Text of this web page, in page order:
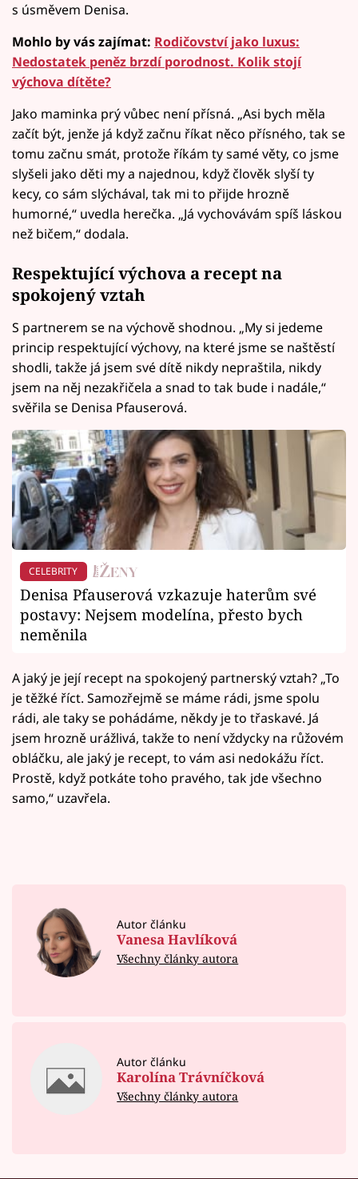
s úsměvem Denisa.
Mohlo by vás zajímat: Rodičovství jako luxus:
Nedostatek peněz brzdí porodnost. Kolik stojí
výchova dítěte?
Jako maminka prý vůbec není přísná. „Asi bych měla
začít být, jenže já když začnu říkat něco přísného, tak se
tomu začnu smát, protože říkám ty samé věty, co jsme
slyšeli jako děti my a najednou, když člověk slyší ty
kecy, co sám slýchával, tak mi to přijde hrozně
humorné,“ uvedla herečka. „Já vychovávám spíš láskou
než bičem,“ dodala.
Respektující výchova a recept na
spokojený vztah
S partnerem se na výchově shodnou. „My si jedeme
princip respektující výchovy, na které jsme se naštěstí
shodli, takže já jsem své dítě nikdy nepraštila, nikdy
jsem na něj nezakřičela a snad to tak bude i nadále,“
svěřila se Denisa Pfauserová.
CELEBRITY
Denisa Pfauserová vzkazuje haterům své
postavy: Nejsem modelína, přesto bych
neměnila
A jaký je její recept na spokojený partnerský vztah? „To
je těžké říct. Samozřejmě se máme rádi, jsme spolu
rádi, ale taky se pohádáme, někdy je to třaskavé. Já
jsem hrozně urážlivá, takže to není vždycky na růžovém
obláčku, ale jaký je recept, to vám asi nedokážu říct.
Prostě, když potkáte toho pravého, tak jde všechno
samo,“ uzavřela.
Autor článku
Vanesa Havlíková
Všechny články autora
Autor článku
Karolína Trávníčková
Všechny články autora